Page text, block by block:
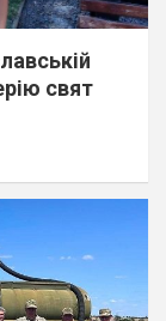
свят